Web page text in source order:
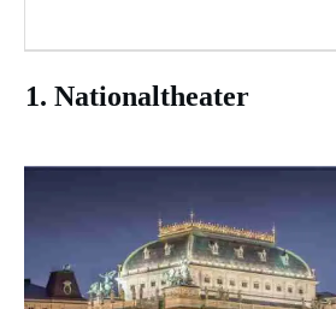
1. Nationaltheater